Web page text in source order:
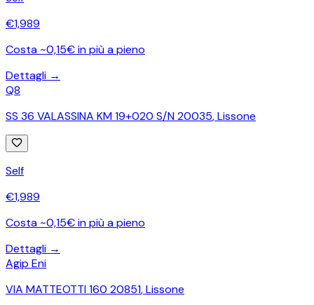
€1,989
Costa ~0,15€ in più a pieno
Dettagli →
Q8
SS 36 VALASSINA KM 19+020 S/N 20035,Lissone
Self
€1,989
Costa ~0,15€ in più a pieno
Dettagli →
Agip Eni
VIA MATTEOTTI 160 20851,Lissone